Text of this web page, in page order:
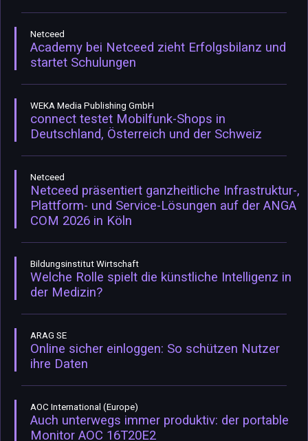
Netceed
Academy bei Netceed zieht Erfolgsbilanz und
startet Schulungen
WEKA Media Publishing GmbH
connect testet Mobilfunk-Shops in
Deutschland, Österreich und der Schweiz
Netceed
Netceed präsentiert ganzheitliche Infrastruktur-,
Plattform- und Service-Lösungen auf der ANGA
COM 2026 in Köln
Bildungsinstitut Wirtschaft
Welche Rolle spielt die künstliche Intelligenz in
der Medizin?
ARAG SE
Online sicher einloggen: So schützen Nutzer
ihre Daten
AOC International (Europe)
Auch unterwegs immer produktiv: der portable
Monitor AOC 16T20E2